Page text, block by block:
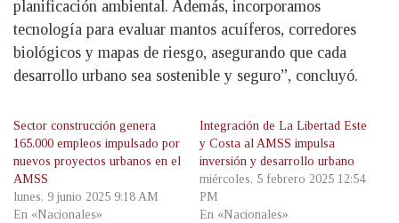
planificación ambiental. Además, incorporamos
tecnología para evaluar mantos acuíferos, corredores
biológicos y mapas de riesgo, asegurando que cada
desarrollo urbano sea sostenible y seguro”, concluyó.
Sector construcción genera
165,000 empleos impulsado por
nuevos proyectos urbanos en el
AMSS
lunes, 9 junio 2025 9:18 AM
En «Nacionales»
Integración de La Libertad Este
y Costa al AMSS impulsa
inversión y desarrollo urbano
miércoles, 5 febrero 2025 12:54
PM
En «Nacionales»